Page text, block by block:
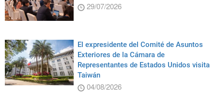
29/07/2026
El expresidente del Comité de Asuntos
Exteriores de la Cámara de
Representantes de Estados Unidos visita
Taiwán
04/08/2026